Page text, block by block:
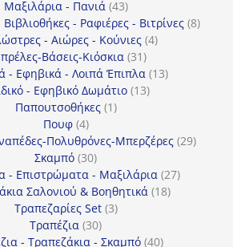
Μαξιλάρια - Πανιά 4343
προϊόντα
- Ραφιέρες - Βιτρίνες 88
- Αιώρες - Κούνιες 44
Βάσεις-Κιόσκια 3131
προϊόντα
- Εφηβικά - Λοιπά Έπιπλα 1313
- Εφηβικό Δωμάτιο 1313
Παπουτσοθήκες 11
Πουφ 44
προϊόντα
Πολυθρόνες-Μπερζέρες 2929
Σκαμπό 3030
προϊόντα
- Επιστρώματα - Μαξιλάρια 2727
Σαλονιού & Βοηθητικά 1818
Τραπεζαρίες Set 33
Τραπέζια 3030
προϊόντα
- Τραπεζάκια - Σκαμπό 4040